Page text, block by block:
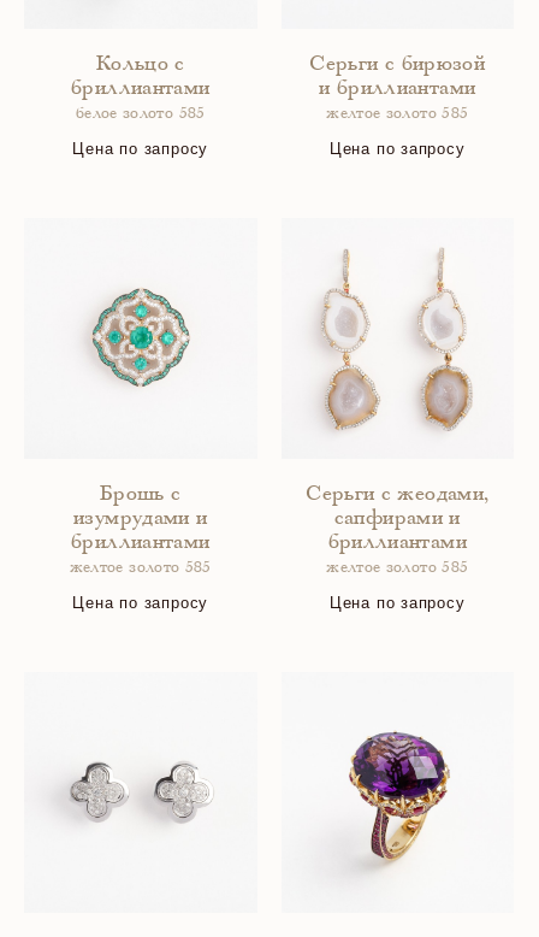
Кольцо с
бриллиантами
белое золото 585
Цена по запросу
Серьги с бирюзой
и бриллиантами
желтое золото 585
Цена по запросу
Брошь с
изумрудами и
бриллиантами
желтое золото 585
Цена по запросу
Серьги с жеодами,
сапфирами и
бриллиантами
желтое золото 585
Цена по запросу